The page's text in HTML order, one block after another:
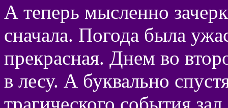
А теперь мысленно
сначала. Погода была
прекрасная. Днем во
в лесу. А буквально
трагического события